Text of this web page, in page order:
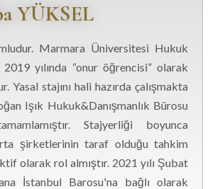
YÜKSEL
Marmara Üniversitesi Hukuk
yılında “onur öğrencisi” olarak
Yasal stajını hali hazırda çalışmakta
Işık Hukuk&Danışmanlık Bürosu
Stajyerliği boyunca
şirketlerinin taraf olduğu tahkim
olarak rol almıştır. 2021 yılı Şubat
İstanbul Barosu'na bağlı olarak